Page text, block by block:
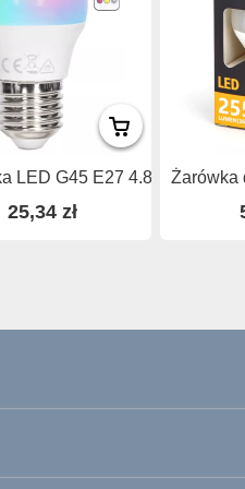
LED G45 E27 4.8W...
25,34 zł
Żarówka